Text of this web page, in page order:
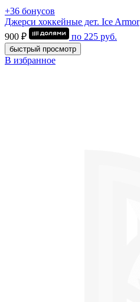
+36 бонусов
Джерси хоккейные дет. Ice Armor
900 ₽
по 225 руб.
быстрый просмотр
В избранное